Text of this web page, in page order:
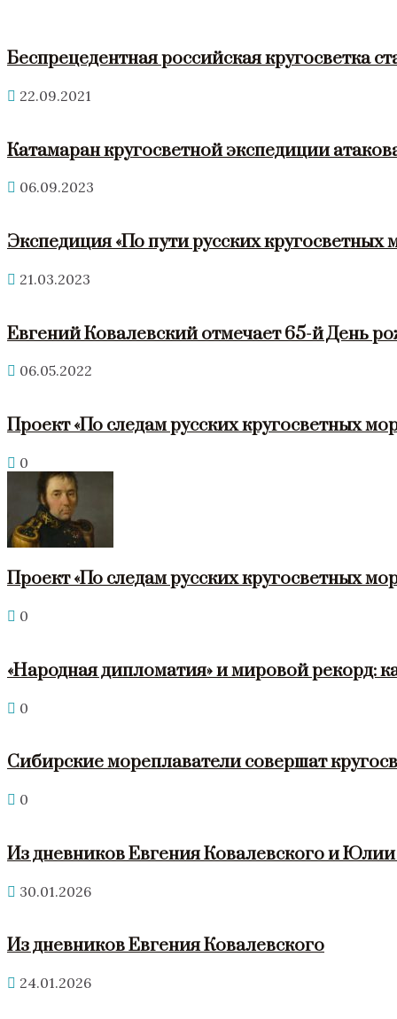
Беспрецедентная российская кругосветка
22.09.2021
Катамаран кругосветной экспедиции
06.09.2023
Экспедиция «По пути русских
21.03.2023
Евгений Ковалевский отмечает 65-й День
06.05.2022
Проект «По следам русских кругосветных
0
Проект «По следам русских кругосветных
0
«Народная дипломатия» и мировой рекорд:
0
Сибирские мореплаватели совершат
0
Из дневников Евгения Ковалевского и
30.01.2026
Из дневников Евгения Ковалевского
24.01.2026